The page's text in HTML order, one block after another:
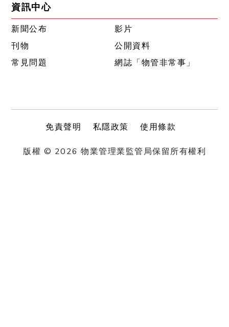
資訊中心
新聞公布
影片
刊物
公開資料
常見問題
網誌「物管非常事」
免責聲明 私隱政策 使用條款
版權 © 2026 物業管理業監管局保留所有權利